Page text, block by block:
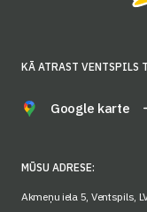
KĀ ATRAST VENTSPILS
Google karte
MŪSU ADRESE:
Akmeņu iela 5, Ventspils,